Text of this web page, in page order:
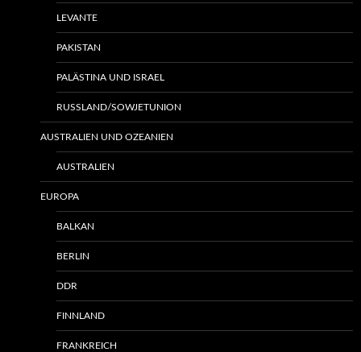
LEVANTE
PAKISTAN
PALÄSTINA UND ISRAEL
RUSSLAND/SOWJETUNION
AUSTRALIEN UND OZEANIEN
AUSTRALIEN
EUROPA
BALKAN
BERLIN
DDR
FINNLAND
FRANKREICH